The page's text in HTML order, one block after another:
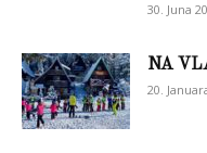
30. Juna
NA
20.